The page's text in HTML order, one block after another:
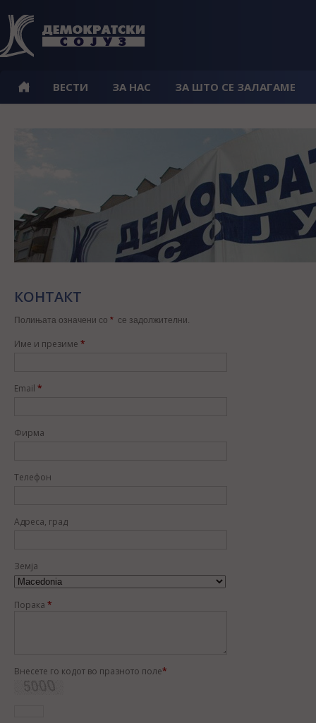
ВЕСТИ ЗА НАС ЗА ШТО СЕ ЗАЛАГАМЕ
КОНТАКТ
Полињата означени со * се задолжителни.
Име и презиме *
Email *
Фирма
Телефон
Адреса, град
Земја
Порака *
Внесете го кодот во празното поле*